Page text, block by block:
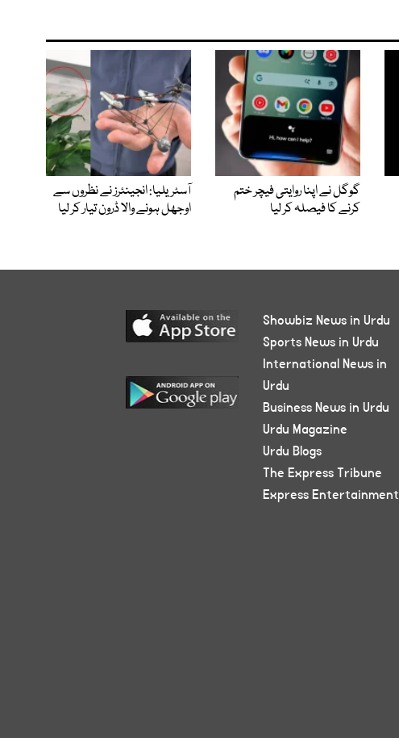
گوگل نے اپنا روایتی فیچر ختم
کرنے کا فیصلہ کر لیا
آسٹریلیا: انجینئرز نے نظروں سے
اوجھل ہونے والا ڈرون تیار کر لیا
Showbiz News in Urdu
Sports News in Urdu
International News in
Urdu
Business News in Urdu
Urdu Magazine
Urdu Blogs
The Express Tribune
Express Entertainment